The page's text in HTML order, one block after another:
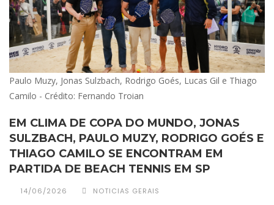
Paulo Muzy, Jonas Sulzbach, Rodrigo Goés, Lucas Gil e Thiago
Camilo - Crédito: Fernando Troian
EM CLIMA DE COPA DO MUNDO, JONAS
SULZBACH, PAULO MUZY, RODRIGO GOÉS E
THIAGO CAMILO SE ENCONTRAM EM
PARTIDA DE BEACH TENNIS EM SP
14/06/2026 NOTICIAS GERAIS